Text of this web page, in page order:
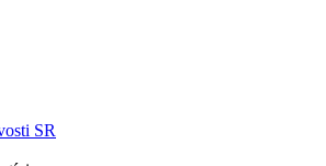
SR